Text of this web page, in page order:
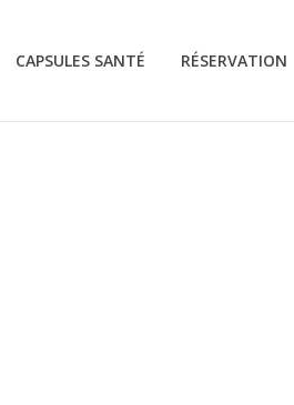
CAPSULES SANTÉ RÉSERVATION